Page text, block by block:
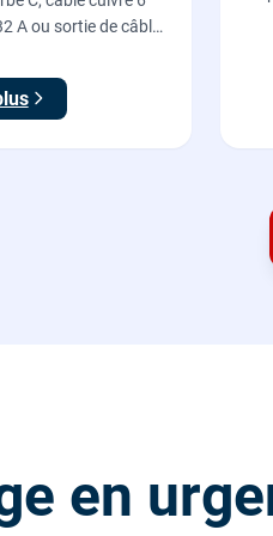
A ou sortie de câble
en